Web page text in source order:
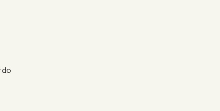
do